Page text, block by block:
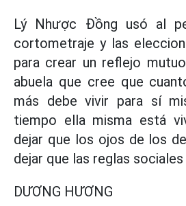
Lý Nhược Đồng usó al
cortometraje y las
para crear un reflejo
abuela que cree que
más debe vivir para sí
tiempo ella misma está
dejar que los ojos de los
dejar que las reglas
DƯƠNG HƯƠNG